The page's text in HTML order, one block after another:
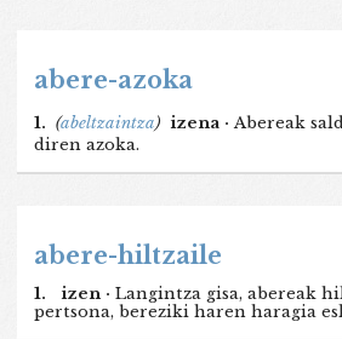
abere-azoka
1. (abeltzaintza) izena · Abereak
diren azoka.
abere-hiltzaile
1. izen · Langintza gisa, abereak
pertsona, bereziki haren haragia